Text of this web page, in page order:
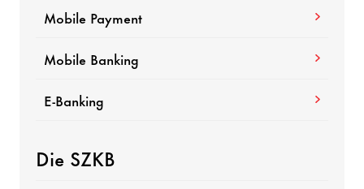
Mobile Payment
Mobile Banking
E-Banking
Die SZKB